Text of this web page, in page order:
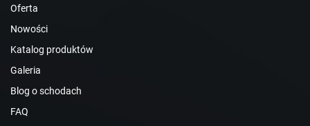
Oferta
Nowości
Katalog produktów
Galeria
Blog o schodach
FAQ